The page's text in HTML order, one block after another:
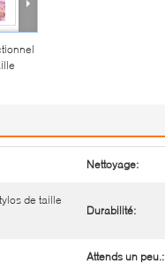
Nettoyage:
de taille
Durabilité:
Attends un peu.: